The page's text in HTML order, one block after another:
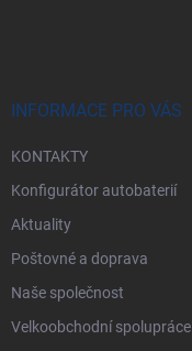
INFORMACE PRO VÁS
KONTAKTY
Konfigurátor autobaterií
Aktuality
Poštovné a doprava
Naše společnost
Velkoobchodní spolupráce